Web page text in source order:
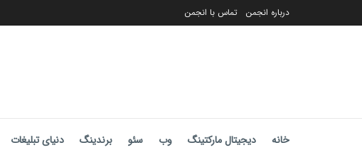
درباره انجمن تماس با انجمن
خانه دیجیتال مارکتینگ وب سئو برندینگ دنیای تبلیغات